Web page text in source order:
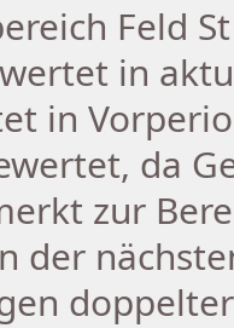
Feld
in
in
da
zur
der